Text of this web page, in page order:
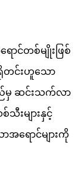
ာင်တစ်မျိုးဖြစ်
တင်းဟူသော
ဆင်းသက်လာ
သီးများနှင့်
ရောင်များကို